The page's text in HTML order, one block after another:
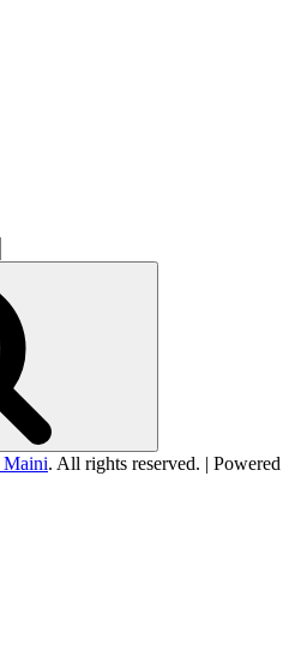
Maini. All rights reserved. | Powered